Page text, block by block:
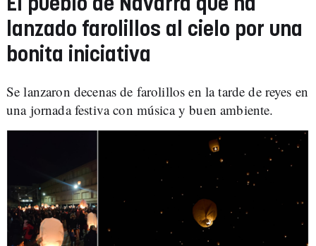
El pueblo de Navarra que ha
lanzado farolillos al cielo por una
bonita iniciativa
Se lanzaron decenas de farolillos en la tarde de reyes en
una jornada festiva con música y buen ambiente.